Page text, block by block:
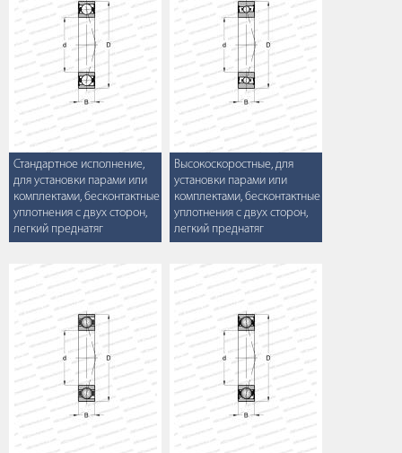
Стандартное исполнение,
для установки парами или
комплектами, бесконтактные
уплотнения с двух сторон,
легкий преднатяг
Высокоскоростные, для
установки парами или
комплектами, бесконтактные
уплотнения с двух сторон,
легкий преднатяг